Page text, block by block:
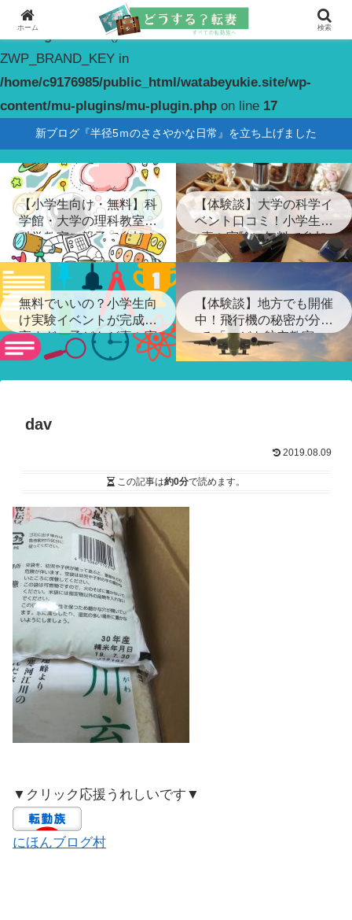
Warning
: constant(): Couldn't find constant
ZWP_BRAND_KEY in
/home/c9176985/public_html/watabeyukie.site/wp-
content/mu-plugins/mu-plugin.php on line 17
新ブログ『半径5ｍのささやかな日常』を立ち上げました
【小学生向け・無料】科
学館・大学の理科教室・
科学教室に親子で参加！
【体験談】大学の科学イ
ベント口コミ！小学生が
喜ぶ実験に無料で参加
無料でいいの？小学生向
け実験イベントが完成度
高すぎ…子どもが喜ぶ実
験ショー
【体験談】地方でも開催
中！飛行機の秘密が分か
る「こども航空教室」
dav
2019.08.09
この記事は約0分で読めます。
▼クリック応援うれしいです▼
にほんブログ村
ホーム 検索